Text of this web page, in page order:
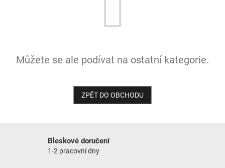
Můžete se ale podívat na ostatní kategorie.
ZPĚT DO OBCHODU
Bleskové doručení
1-2 pracovní dny